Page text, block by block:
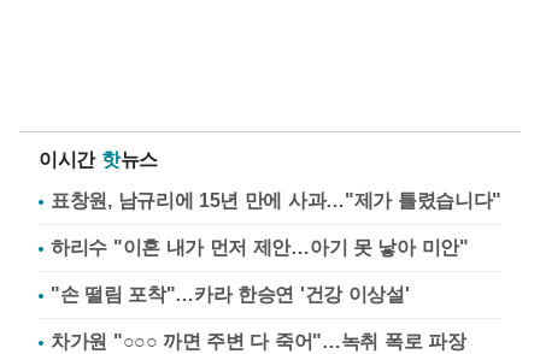
이시간 핫뉴스
표창원, 남규리에 15년 만에 사과…"제가 틀렸습니다"
하리수 "이혼 내가 먼저 제안…아기 못 낳아 미안"
"손 떨림 포착"…카라 한승연 '건강 이상설'
차가원 "○○○ 까면 주변 다 죽어"…녹취 폭로 파장